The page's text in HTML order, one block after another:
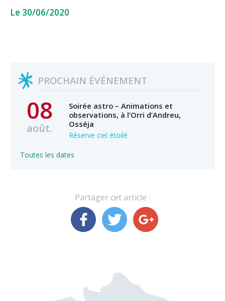
Le 30/06/2020
PROCHAIN ÉVÉNEMENT
08
août.
Soirée astro – Animations et
observations, à l’Orri d’Andreu,
Osséja
Réserve ciel étoilé
Toutes les dates
Partager cet article :